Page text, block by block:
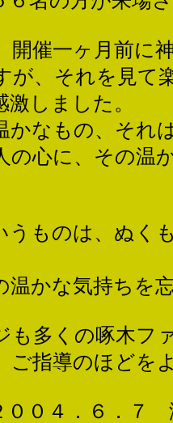
催一ヶ月前に
が、それを見て
しました。
なもの、それ
の心に、その温
ものは、ぬく
かな気持ちを
多くの啄木フ
ご指導のほどを
．７ 湘南